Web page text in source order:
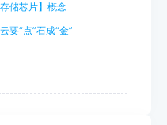
储芯片】概念
要“点”石成“金”